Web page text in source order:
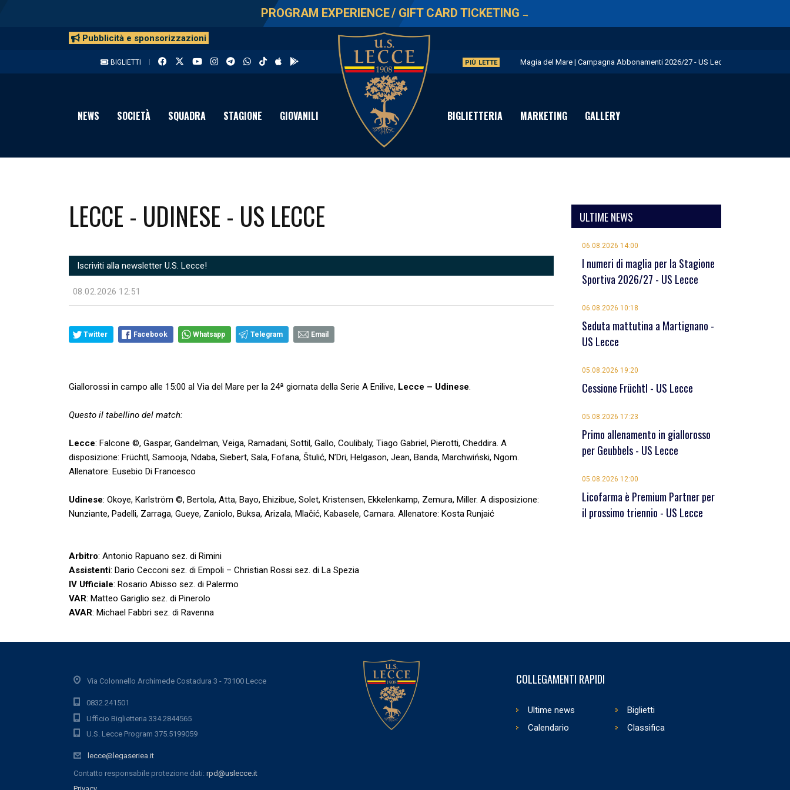
PROGRAM EXPERIENCE/ GIFT CARD TICKETING →
Pubblicità e sponsorizzazioni
BIGLIETTI PIÙ LETTE Magia del Mare | Campagna Abbonamenti 2026/27 - US Lecce
Licofarma è Premium Partner per il prossimo triennio - US Lecce
Seduta mattutina a Martignano - US Lecce
NEWS SOCIETÀ SQUADRA STAGIONE GIOVANILI BIGLIETTERIA MARKETING GALLERY
LECCE - UDINESE - US LECCE
Iscriviti alla newsletter U.S. Lecce!
08.02.2026 12:51
Twitter Facebook Whatsapp Telegram Email
Giallorossi in campo alle 15:00 al Via del Mare per la 24ª giornata della Serie A Enilive, Lecce – Udinese.
Questo il tabellino del match:
Lecce: Falcone ©, Gaspar, Gandelman, Veiga, Ramadani, Sottil, Gallo, Coulibaly, Tiago Gabriel, Pierotti, Cheddira. A
disposizione: Früchtl, Samooja, Ndaba, Siebert, Sala, Fofana, Štulić, N’Dri, Helgason, Jean, Banda, Marchwiński, Ngom.
Allenatore: Eusebio Di Francesco
Udinese: Okoye, Karlström ©, Bertola, Atta, Bayo, Ehizibue, Solet, Kristensen, Ekkelenkamp, Zemura, Miller. A disposizione:
Nunziante, Padelli, Zarraga, Gueye, Zaniolo, Buksa, Arizala, Mlačić, Kabasele, Camara. Allenatore: Kosta Runjaić
Arbitro: Antonio Rapuano sez. di Rimini
Assistenti: Dario Cecconi sez. di Empoli – Christian Rossi sez. di La Spezia
IV Ufficiale: Rosario Abisso sez. di Palermo
VAR: Matteo Gariglio sez. di Pinerolo
AVAR: Michael Fabbri sez. di Ravenna
ULTIME NEWS
06.08.2026 14:00
I numeri di maglia per la Stagione
Sportiva 2026/27 - US Lecce
06.08.2026 10:18
Seduta mattutina a Martignano -
US Lecce
05.08.2026 19:20
Cessione Früchtl - US Lecce
05.08.2026 17:23
Primo allenamento in giallorosso
per Geubbels - US Lecce
05.08.2026 12:00
Licofarma è Premium Partner per
il prossimo triennio - US Lecce
Via Colonnello Archimede Costadura 3 - 73100 Lecce
0832.241501
Ufficio Biglietteria 334.2844565
U.S. Lecce Program 375.5199059
lecce@legaseriea.it
Contatto responsabile protezione dati: rpd@uslecce.it
COLLEGAMENTI RAPIDI
Ultime news
Biglietti
Calendario
Classifica